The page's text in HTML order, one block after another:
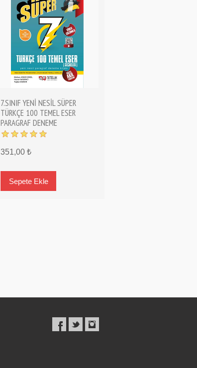
7.SINIF YENİ NESİL SÜPER
TÜRKÇE 100 TEMEL ESER
PARAGRAF DENEME
351,00 ₺